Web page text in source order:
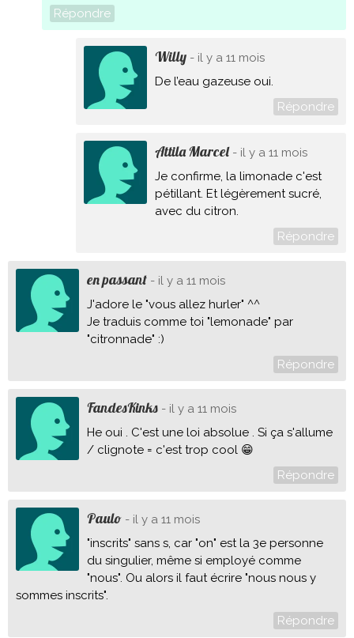
Répondre
Willy- il y a 11 mois
De l’eau gazeuse oui.
Répondre
Attila Marcel- il y a 11 mois
Je confirme, la limonade c'est
pétillant. Et légèrement sucré,
avec du citron.
Répondre
en passant - il y a 11 mois
J'adore le "vous allez hurler" ^^
Je traduis comme toi "lemonade" par
"citronnade" :)
Répondre
FandesKinks - il y a 11 mois
He oui . C'est une loi absolue . Si ça s'allume
/ clignote = c'est trop cool 😁
Répondre
Paulo - il y a 11 mois
"inscrits" sans s, car "on" est la 3e personne
du singulier, même si employé comme
"nous". Ou alors il faut écrire "nous nous y
sommes inscrits".
Répondre